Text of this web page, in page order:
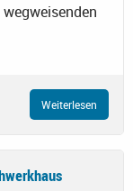
Weiterlesen